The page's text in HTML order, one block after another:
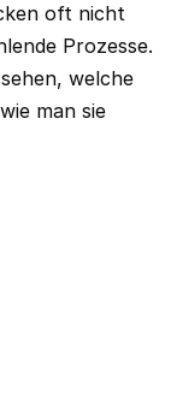
oft nicht
Prozesse.
welche
man sie